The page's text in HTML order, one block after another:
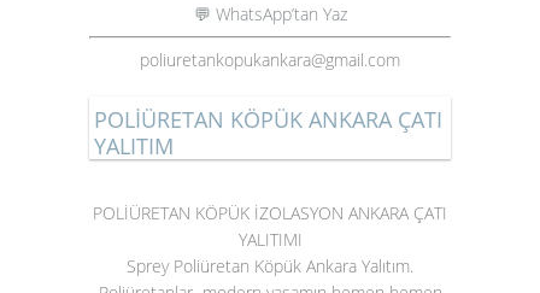
💬 WhatsApp’tan Yaz
poliuretankopukankara@gmail.com
POLİÜRETAN KÖPÜK ANKARA ÇATI
YALITIM
POLİÜRETAN KÖPÜK İZOLASYON ANKARA ÇATI
YALITIMI
Sprey Poliüretan Köpük Ankara Yalıtım.